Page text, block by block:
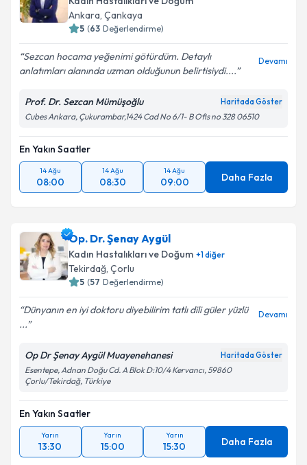
Ankara, Çankaya
5 (63 Değerlendirme)
Sezcan hocama yeğenimi götürdüm. Detaylı
anlatımları alanında uzman olduğunun belirtisiydi....
Devamı
Prof. Dr. Sezcan Mümüşoğlu Haritada Göster
Cubes Ankara, Çukurambar,1424 Cad No 6/1- B Ofis no 328 06510
En Yakın Saatler
14 Ağu
08:00
14 Ağu
08:30
14 Ağu
09:00 Daha Fazla
Op. Dr. Şenay Aygül
Kadın Hastalıkları ve Doğum +1diğer
Tekirdağ, Çorlu
5 (57 Değerlendirme)
Dünyanın en iyi doktoru diyebilirim tatlı dili güler yüzlü
...
Devamı
Op Dr Şenay Aygül Muayenehanesi Haritada Göster
Esentepe, Adnan Doğu Cd. A Blok D:10/4 Kervancı, 59860
Çorlu/Tekirdağ, Türkiye
En Yakın Saatler
Yarın
13:30
Yarın
15:00
Yarın
15:30 Daha Fazla